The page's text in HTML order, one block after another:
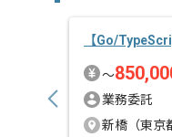
【Go/
〜
業務委託
新橋（東京